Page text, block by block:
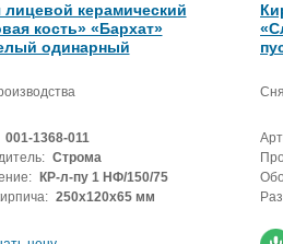
лицевой керамический
кость» «Бархат»
одинарный
001-1368-011
Строма
КР-л-пу 1 НФ/150/75
250х120х65 мм